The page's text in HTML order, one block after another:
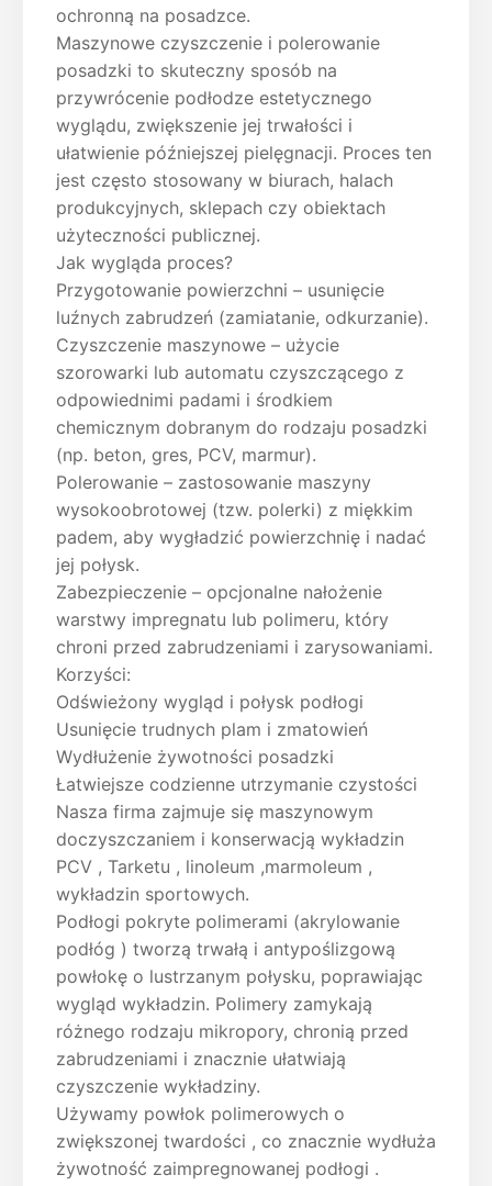
ochronną na posadzce.
Maszynowe czyszczenie i polerowanie
posadzki to skuteczny sposób na
przywrócenie podłodze estetycznego
wyglądu, zwiększenie jej trwałości i
ułatwienie późniejszej pielęgnacji. Proces ten
jest często stosowany w biurach, halach
produkcyjnych, sklepach czy obiektach
użyteczności publicznej.
Jak wygląda proces?
Przygotowanie powierzchni – usunięcie
luźnych zabrudzeń (zamiatanie, odkurzanie).
Czyszczenie maszynowe – użycie
szorowarki lub automatu czyszczącego z
odpowiednimi padami i środkiem
chemicznym dobranym do rodzaju posadzki
(np. beton, gres, PCV, marmur).
Polerowanie – zastosowanie maszyny
wysokoobrotowej (tzw. polerki) z miękkim
padem, aby wygładzić powierzchnię i nadać
jej połysk.
Zabezpieczenie – opcjonalne nałożenie
warstwy impregnatu lub polimeru, który
chroni przed zabrudzeniami i zarysowaniami.
Korzyści:
Odświeżony wygląd i połysk podłogi
Usunięcie trudnych plam i zmatowień
Wydłużenie żywotności posadzki
Łatwiejsze codzienne utrzymanie czystości
Nasza firma zajmuje się maszynowym
doczyszczaniem i konserwacją wykładzin
PCV , Tarketu , linoleum ,marmoleum ,
wykładzin sportowych.
Podłogi pokryte polimerami (akrylowanie
podłóg ) tworzą trwałą i antypoślizgową
powłokę o lustrzanym połysku, poprawiając
wygląd wykładzin. Polimery zamykają
różnego rodzaju mikropory, chronią przed
zabrudzeniami i znacznie ułatwiają
czyszczenie wykładziny.
Używamy powłok polimerowych o
zwiększonej twardości , co znacznie wydłuża
żywotność zaimpregnowanej podłogi .